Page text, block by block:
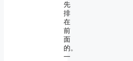
先
排
在
前
面
的。
一